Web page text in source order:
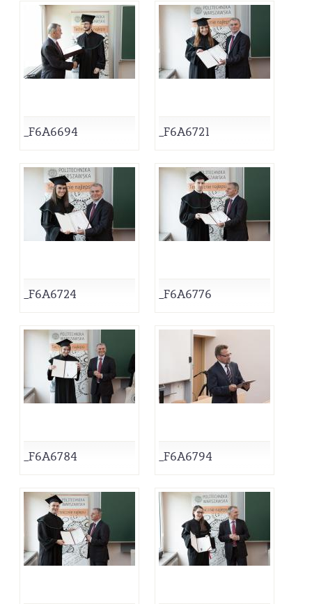
_F6A6694 _F6A6721
_F6A6724 _F6A6776
_F6A6784 _F6A6794